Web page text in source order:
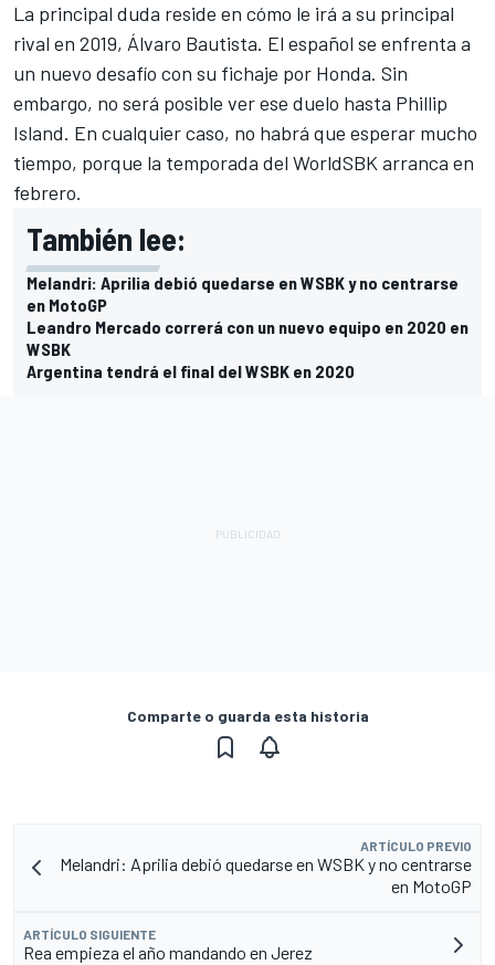
La principal duda reside en cómo le irá a su principal
rival en 2019, Álvaro Bautista. El español se enfrenta a
un nuevo desafío con su fichaje por Honda. Sin
embargo, no será posible ver ese duelo hasta Phillip
Island. En cualquier caso, no habrá que esperar mucho
tiempo, porque la temporada del WorldSBK arranca en
febrero.
También lee:
Melandri: Aprilia debió quedarse en WSBK y no centrarse
en MotoGP
Leandro Mercado correrá con un nuevo equipo en 2020 en
WSBK
Argentina tendrá el final del WSBK en 2020
Comparte o guarda esta historia
ARTÍCULO PREVIO
Melandri: Aprilia debió quedarse en WSBK y no centrarse
en MotoGP
ARTÍCULO SIGUIENTE
Rea empieza el año mandando en Jerez